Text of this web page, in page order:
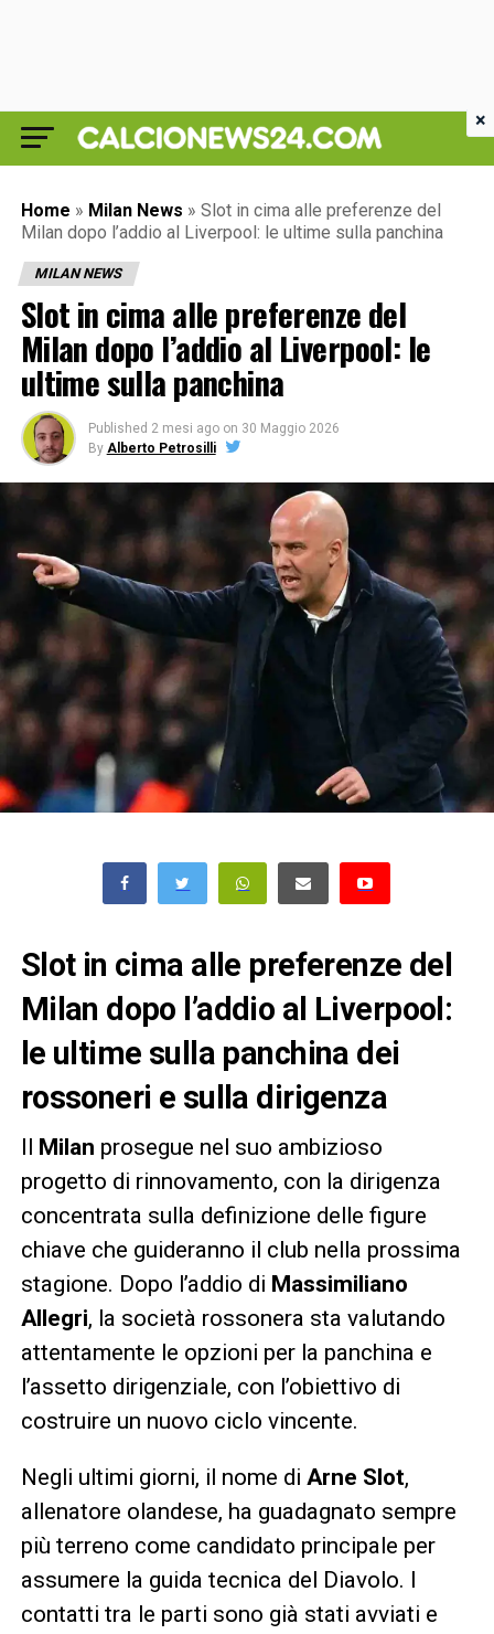
Home » Milan News » Slot in cima alle preferenze del
Milan dopo l’addio al Liverpool: le ultime sulla panchina
MILAN NEWS
Slot in cima alle preferenze del
Milan dopo l’addio al Liverpool: le
ultime sulla panchina
Published 2 mesi ago on 30 Maggio 2026
By Alberto Petrosilli
Slot in cima alle preferenze del
Milan dopo l’addio al Liverpool:
le ultime sulla panchina dei
rossoneri e sulla dirigenza
Milan prosegue nel suo ambizioso
progetto di rinnovamento, con la dirigenza
concentrata sulla definizione delle figure
chiave che guideranno il club nella prossima
stagione. Dopo l’addio di Massimiliano
Allegri, la società rossonera sta valutando
attentamente le opzioni per la panchina e
l’assetto dirigenziale, con l’obiettivo di
costruire un nuovo ciclo vincente.
Negli ultimi giorni, il nome di Arne Slot,
allenatore olandese, ha guadagnato sempre
più terreno come candidato principale per
assumere la guida tecnica del Diavolo. I
contatti tra le parti sono già stati avviati e
×